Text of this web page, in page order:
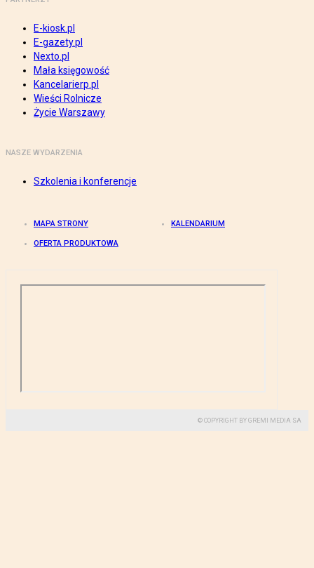
E-kiosk.pl
E-gazety.pl
Nexto.pl
Mała księgowość
Kancelarierp.pl
Wieści Rolnicze
Życie Warszawy
NASZE WYDARZENIA
Szkolenia i konferencje
MAPA STRONY KALENDARIUM
OFERTA PRODUKTOWA
© COPYRIGHT BY GREMI MEDIA SA